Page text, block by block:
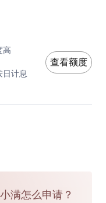
岁的附属卡申请
可以是由任职单
公司公章或人事
高
日计息
查看额度
满怎么申请？